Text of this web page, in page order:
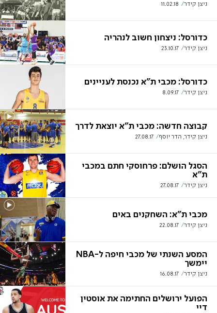
ניצן קידר 11.02.18
כדורסל: ניצחון חשוב לנהריה
ניצן קידר 23.10.17
כדורסל: מכבי ת"א נכנסת לעניינים
ניצן קידר 8.09.17
קבוצה חדשה: מכבי ת"א יוצאת לדרך
ניצן קידר, הדר יוסף 27.08.17
הסגל הושלם: פרחוסקי חתם במכבי
ת"א
ניצן קידר 27.08.17
מכבי ת"א: השחקנים באים
ניצן קידר 22.08.17
המסע השנתי של מכבי חיפה ל-NBA
יימשך
ניצן קידר 16.08.17
הפועל ירושלים החתימה את אוסטין
דיי